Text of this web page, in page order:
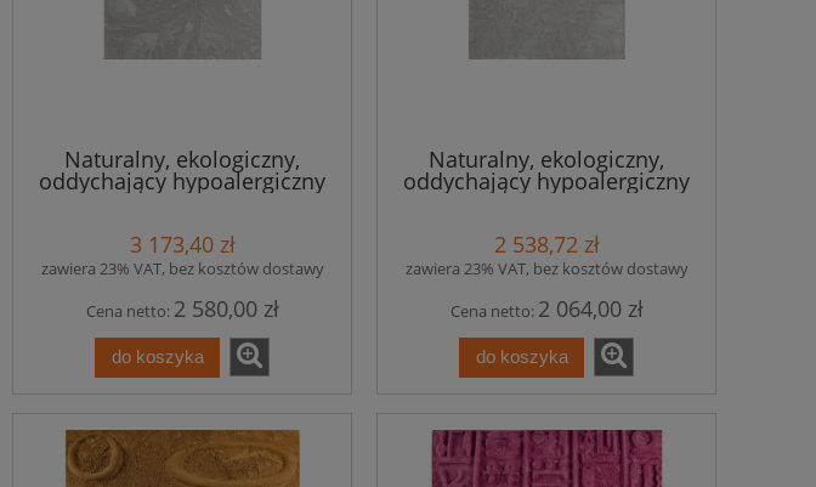
Naturalny, ekologiczny,
oddychający hypoalergiczny
panel dekoracyjny wew.
akustyczna - 30 szt. - 7,2 m
kw.
3 173,40 zł
zawiera 23% VAT, bez kosztów dostawy
Cena netto: 2 580,00 zł
do koszyka
Naturalny, ekologiczny,
oddychający hypoalergiczny
panel izolacja termiczna i
szt. - 7,2 m kw.
2 538,72 zł
zawiera 23% VAT, bez kosztów dostawy
Cena netto: 2 064,00 zł
do koszyka